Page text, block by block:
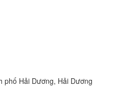
phố Hải Dương, Hải Dương